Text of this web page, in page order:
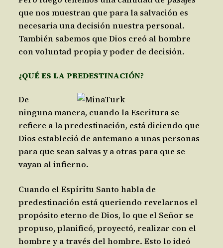
que nos muestran que para la salvación es
necesaria una decisión nuestra personal.
También sabemos que Dios creó al hombre
con voluntad propia y poder de decisión.
¿QUÉ ES LA PREDESTINACIÓN?
De
ninguna manera, cuando la Escritura se
refiere a la predestinación, está diciendo que
Dios estableció de antemano a unas personas
para que sean salvas y a otras para que se
vayan al infierno.
Cuando el Espíritu Santo habla de
predestinación está queriendo revelarnos el
propósito eterno de Dios, lo que el Señor se
propuso, planificó, proyectó, realizar con el
hombre y a través del hombre. Esto lo ideó